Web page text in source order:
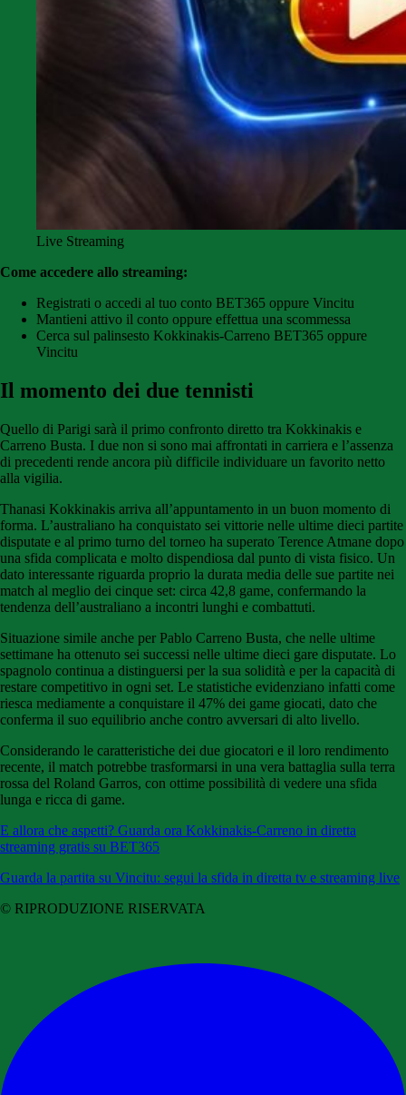
Live Streaming
Come accedere allo streaming:
Registrati o accedi al tuo conto BET365 oppure Vincitu
Mantieni attivo il conto oppure effettua una scommessa
Cerca sul palinsesto Kokkinakis-Carreno BET365 oppure
Vincitu
Il momento dei due tennisti
Quello di Parigi sarà il primo confronto diretto tra Kokkinakis e
Carreno Busta. I due non si sono mai affrontati in carriera e l’assenza
di precedenti rende ancora più difficile individuare un favorito netto
alla vigilia.
Thanasi Kokkinakis arriva all’appuntamento in un buon momento di
forma. L’australiano ha conquistato sei vittorie nelle ultime dieci partite
disputate e al primo turno del torneo ha superato Terence Atmane dopo
una sfida complicata e molto dispendiosa dal punto di vista fisico. Un
dato interessante riguarda proprio la durata media delle sue partite nei
match al meglio dei cinque set: circa 42,8 game, confermando la
tendenza dell’australiano a incontri lunghi e combattuti.
Situazione simile anche per Pablo Carreno Busta, che nelle ultime
settimane ha ottenuto sei successi nelle ultime dieci gare disputate. Lo
spagnolo continua a distinguersi per la sua solidità e per la capacità di
restare competitivo in ogni set. Le statistiche evidenziano infatti come
riesca mediamente a conquistare il 47% dei game giocati, dato che
conferma il suo equilibrio anche contro avversari di alto livello.
Considerando le caratteristiche dei due giocatori e il loro rendimento
recente, il match potrebbe trasformarsi in una vera battaglia sulla terra
rossa del Roland Garros, con ottime possibilità di vedere una sfida
lunga e ricca di game.
E allora che aspetti? Guarda ora Kokkinakis-Carreno in diretta
streaming gratis su BET365
Guarda la partita su Vincitu: segui la sfida in diretta tv e streaming live
© RIPRODUZIONE RISERVATA